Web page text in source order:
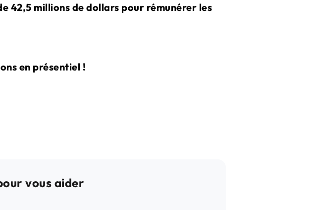
42,5 millions de dollars pour rémunérer les
en présentiel !
vous aider